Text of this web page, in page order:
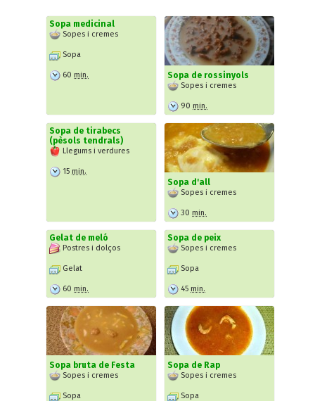
Sopa medicinal
Sopes i cremes
Sopa
60 min. Sopa de rossinyols
Sopes i cremes
90 min.
Sopa de tirabecs
(pèsols tendrals)
Llegums i verdures
15 min.
Sopa d'all
Sopes i cremes
30 min.
Gelat de meló
Postres i dolços
Gelat
60 min.
Sopa de peix
Sopes i cremes
Sopa
45 min.
Sopa bruta de Festa
Sopes i cremes
Sopa
Sopa de Rap
Sopes i cremes
Sopa